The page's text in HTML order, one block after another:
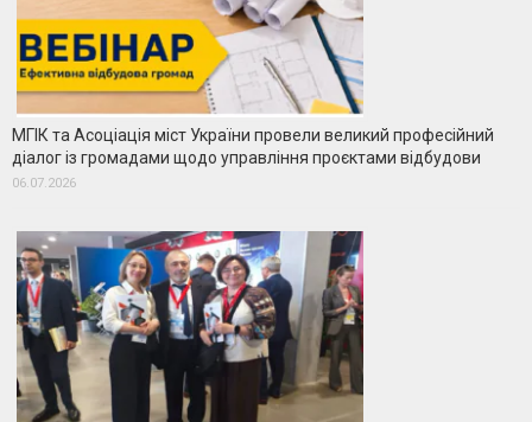
МГІК та Асоціація міст України провели великий професійний
діалог із громадами щодо управління проєктами відбудови
06.07.2026